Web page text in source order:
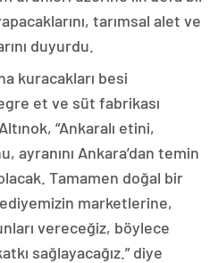
tarımsal alet ve
duyurdu.
kuracakları besi
et ve süt fabrikası
“Ankaralı etini,
ayranını Ankara’dan temin
Tamamen doğal bir
marketlerine,
vereceğiz, böylece
sağlayacağız.” diye